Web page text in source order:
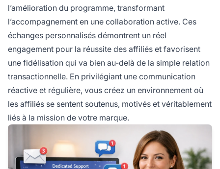
l’amélioration du programme, transformant
l’accompagnement en une collaboration active. Ces
échanges personnalisés démontrent un réel
engagement pour la réussite des affiliés et favorisent
une fidélisation qui va bien au-delà de la simple relation
transactionnelle. En privilégiant une communication
réactive et régulière, vous créez un environnement où
les affiliés se sentent soutenus, motivés et véritablement
liés à la mission de votre marque.